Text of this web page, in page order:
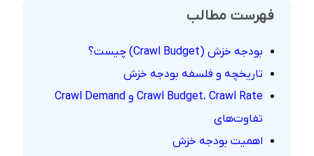
فهرست مطالب
بودجه خزش (Crawl Budget) چیست؟
تاریخچه و فلسفه بودجه خزش
Crawl Budget، Crawl Rate و Crawl Demand
تفاوت‌های
اهمیت بودجه خزش